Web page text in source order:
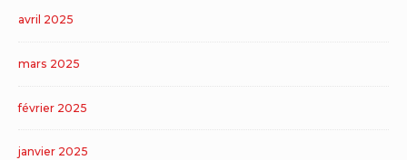
avril 2025
mars 2025
février 2025
janvier 2025